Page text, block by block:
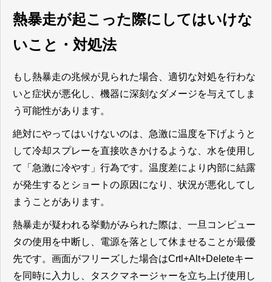
熱暴走が起こった際にしてはいけな
いこと・対処法
もし熱暴走の兆候が見られた場合、適切な対処を行わな
いと症状が悪化し、機器に深刻なダメージを与えてしま
う可能性があります。
絶対にやってはいけないのは、急激に温度を下げようと
して冷却スプレーを直接吹きかけるような、水を使用し
て「急激に冷やす」行為です。温度差により内部に結露
が発生するとショートの原因になり、状況が悪化してし
まうことがあります。
熱暴走が疑われる挙動がみられた際は、一旦コンピュー
タの使用を中断し、電源を落として休ませることが最優
先です。画面がフリーズした場合はCrtl+Alt+Deleteキー
を同時に入力し、タスクマネージャーを立ち上げ使用し